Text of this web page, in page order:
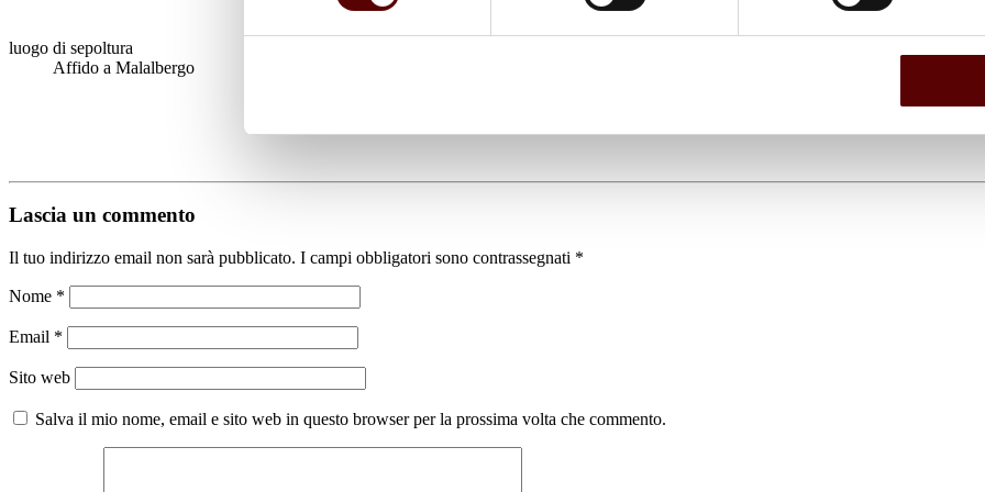
luogo di sepoltura
Affido a Malalbergo
Lascia un commento
Il tuo indirizzo email non sarà pubblicato. I campi obbligatori sono contrassegnati *
Nome *
Email *
Sito web
Salva il mio nome, email e sito web in questo browser per la prossima volta che commento.